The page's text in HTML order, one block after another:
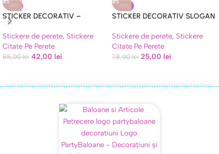
-51%
STICKER DECORATIV –
SLOGAN
Stickere de perete, Stickere
Citate Pe Perete
85,00lei 42,00 lei
-68%
STICKER DECORATIV SLOGAN
Stickere de perete, Stickere
Citate Pe Perete
78,00lei 25,00 lei